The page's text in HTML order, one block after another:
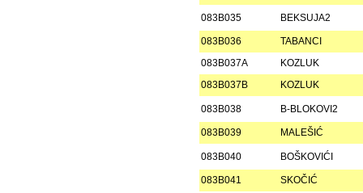
083B035 BEKSUJA2
083B036
TABANCI
083B037A
KOZLUK
083B037B
KOZLUK
083B038 B-BLOKOVI2
083B039 MALEŠIĆ
083B040 BOŠKOVIĆI
083B041 SKOČIĆ